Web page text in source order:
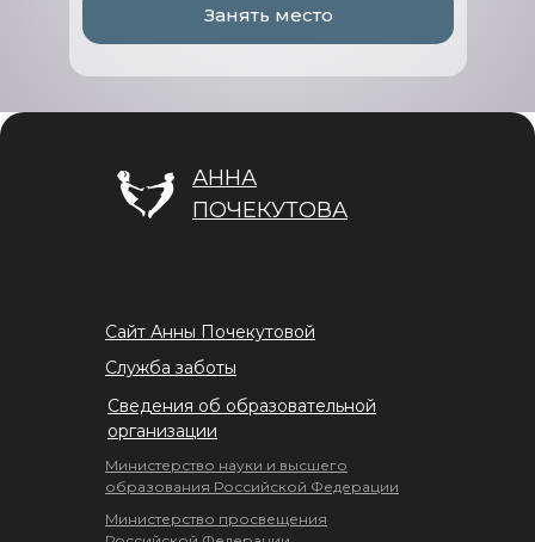
Занять место
АННА
ПОЧЕКУТОВА
Сайт Анны Почекутовой
Служба заботы
Сведения об образовательной
организации
Министерство науки и высшего
образования Российской Федерации
Министерство просвещения